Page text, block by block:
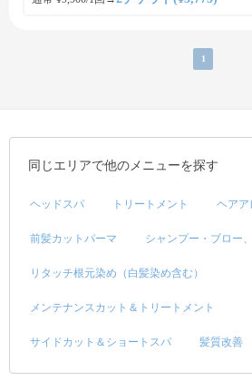
1
同じエリアで他のメニューを探す
ヘッドスパ トリートメント ヘアア
前髪カットパーマ シャンプー・ブロー
リタッチ根元染め（白髪染め含む）
メンテナンスカット＆トリートメント
サイドカット＆ショートスパ 髪質改善